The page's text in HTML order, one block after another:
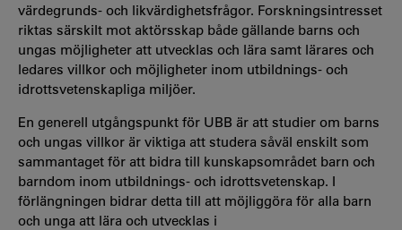
värdegrunds- och likvärdighetsfrågor. Forskningsintresset
riktas särskilt mot aktörsskap både gällande barns och
ungas möjligheter att utvecklas och lära samt lärares och
ledares villkor och möjligheter inom utbildnings- och
idrottsvetenskapliga miljöer.
En generell utgångspunkt för UBB är att studier om barns
och ungas villkor är viktiga att studera såväl enskilt som
sammantaget för att bidra till kunskapsområdet barn och
barndom inom utbildnings- och idrottsvetenskap. I
förlängningen bidrar detta till att möjliggöra för alla barn
och unga att lära och utvecklas i